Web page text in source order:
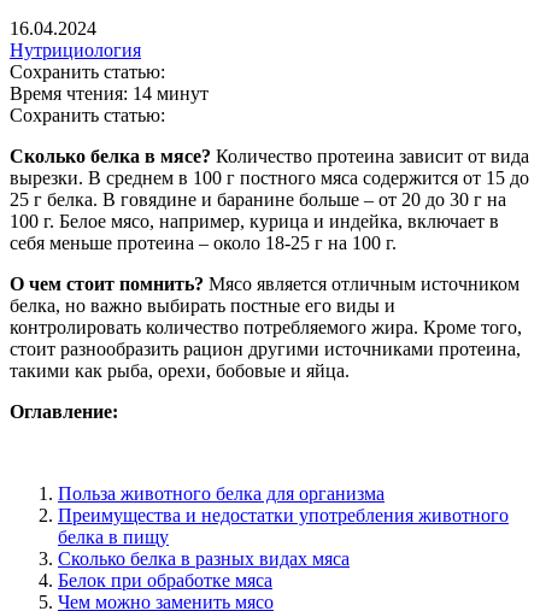
16.04.2024
Нутрициология
Сохранить статью:
Время чтения: 14 минут
Сохранить статью:
Сколько белка в мясе? Количество протеина зависит от вида
вырезки. В среднем в 100 г постного мяса содержится от 15 до
25 г белка. В говядине и баранине больше – от 20 до 30 г на
100 г. Белое мясо, например, курица и индейка, включает в
себя меньше протеина – около 18-25 г на 100 г.
О чем стоит помнить? Мясо является отличным источником
белка, но важно выбирать постные его виды и
контролировать количество потребляемого жира. Кроме того,
стоит разнообразить рацион другими источниками протеина,
такими как рыба, орехи, бобовые и яйца.
Оглавление:
Польза животного белка для организма
Преимущества и недостатки употребления животного
белка в пищу
Сколько белка в разных видах мяса
Белок при обработке мяса
Чем можно заменить мясо